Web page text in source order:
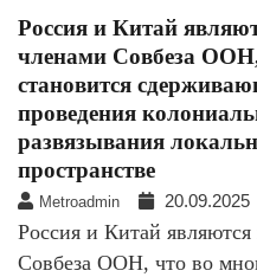
Россия и Китай
членами Совбеза
становится
проведения
развязывания
пространстве
Metroadmin 20.09.2025
Россия и Китай
Совбеза ООН, что во